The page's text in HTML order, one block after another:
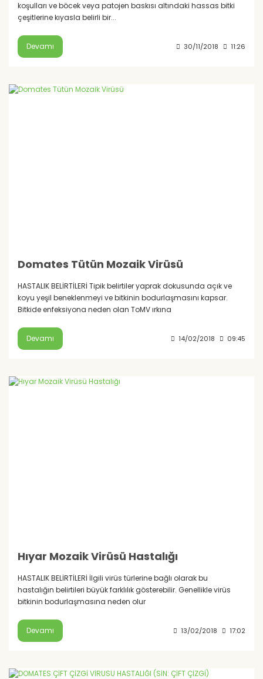
koşulları ve böcek veya patojen baskısı altındaki hassas bitki
çeşitlerine kıyasla belirli bir...
Devamı 30/11/2018 11:26
Domates Tütün Mozaik Virüsü
HASTALIK BELİRTİLERİ Tipik belirtiler yaprak dokusunda açık ve
koyu yeşil beneklenmeyi ve bitkinin bodurlaşmasını kapsar.
Bitkide enfeksiyona neden olan ToMV ırkına
Devamı 14/02/2018 09:45
Hıyar Mozaik Virüsü Hastalığı
HASTALIK BELİRTİLERİ İlgili virüs türlerine bağlı olarak bu
hastalığın belirtileri büyük farklılık gösterebilir. Genellikle virüs
bitkinin bodurlaşmasına neden olur
Devamı 13/02/2018 17:02